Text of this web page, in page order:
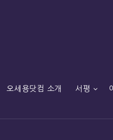
오세용닷컴 소개 서평